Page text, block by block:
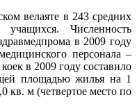
велаяте в 243 средних
Численность
в 2009 году
персонала –
в 2009 году составило
площадью жилья на 1
кв. м (четвертое место по